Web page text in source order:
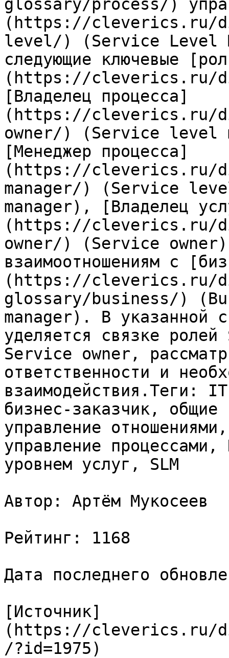
glossary/process/)
(https://cleverics.ru/
level/) (Service Level
следующие ключевые
(https://cleverics.ru/
[Владелец процесса]
(https://cleverics.ru/
owner/) (Service level
[Менеджер процесса]
(https://cleverics.ru/
manager/) (Service
manager), [Владелец
(https://cleverics.ru/
owner/) (Service owner)
взаимоотношениям с
(https://cleverics.ru/
glossary/business/)
manager). В указанной
уделяется связке
Service owner,
ответственности и
взаимодействия.Теги:
бизнес-заказчик, общие
управление
управление
уровнем услуг, SLM
Автор: Артём Мукосеев
Рейтинг: 1168
Дата последнего
[Источник]
(https://cleverics.ru/
/?id=1975)